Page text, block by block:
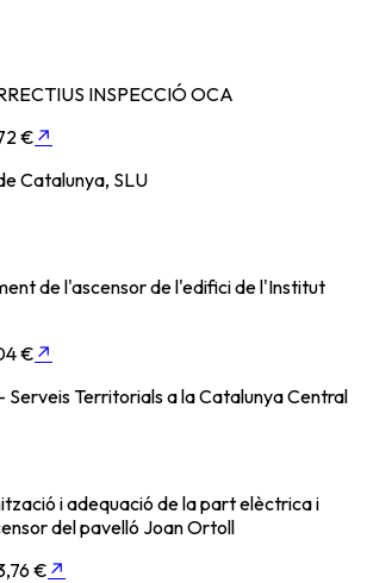
INSPECCIÓ OCA
€ ↗
Catalunya, SLU
de l'ascensor de l'edifici de l'Institut
€↗
Serveis Territorials a la Catalunya Central
i adequació de la part elèctrica i
del pavelló Joan Ortoll
€ ↗